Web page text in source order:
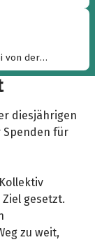
von der
in Weimar “
diesjährigen
Spenden für
gesetzt.
zu weit,